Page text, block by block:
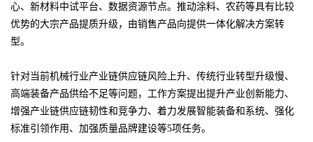
心、新材料中试平台、数据资源节点。推动涂料、农药等具有比较
优势的大宗产品提质升级，由销售产品向提供一体化解决方案转
型。
针对当前机械行业产业链供应链风险上升、传统行业转型升级慢、
高端装备产品供给不足等问题，工作方案提出提升产业创新能力、
增强产业链供应链韧性和竞争力、着力发展智能装备和系统、强化
标准引领作用、加强质量品牌建设等5项任务。